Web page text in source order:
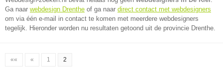
Ga naar webdesign Drenthe of ga naar direct contact met webdesigners
om via één e-mail in contact te komen met meerdere webdesigners
tegelijk. Hieronder worden nu resultaten getoond uit de provincie Drenthe.
«« « 1 2